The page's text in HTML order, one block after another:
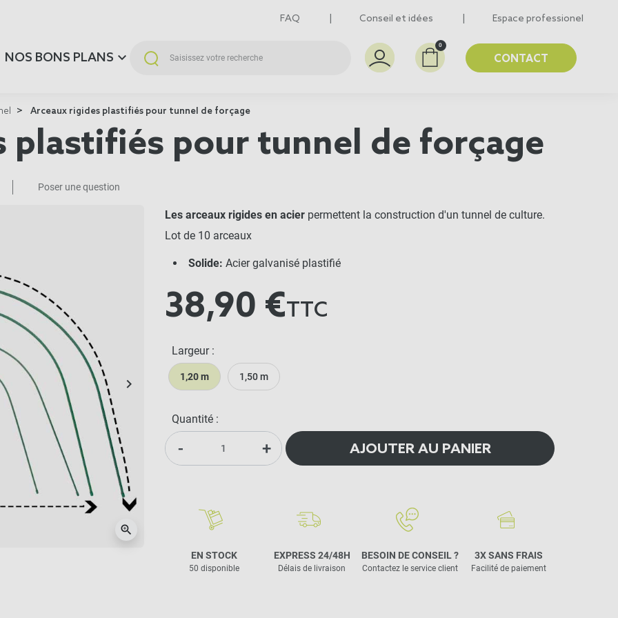
FAQ Conseil et idées Espace professionel
0
CONTACT
NOS BONS PLANS
Arceaux rigides plastifiés pour tunnel de forçage
plastifiés pour tunnel de forçage
Poser une question
Suivant
keyboard_arrow_right
zoom_in
Les arceaux rigides en acier permettent la construction d'un tunnel de culture.
Lot de 10 arceaux
Solide: Acier galvanisé plastifié
38,90 €TTC
Largeur :
1,20 m 1,50 m
Quantité :
- + AJOUTER AU PANIER
EN STOCK
50 disponible
EXPRESS 24/48H
Délais de livraison
BESOIN DE CONSEIL ?
Contactez le service client
3X SANS FRAIS
Facilité de paiement